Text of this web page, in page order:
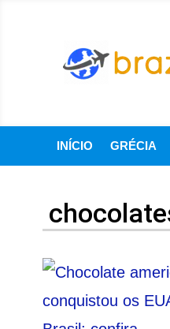
INÍCIO GRÉCIA